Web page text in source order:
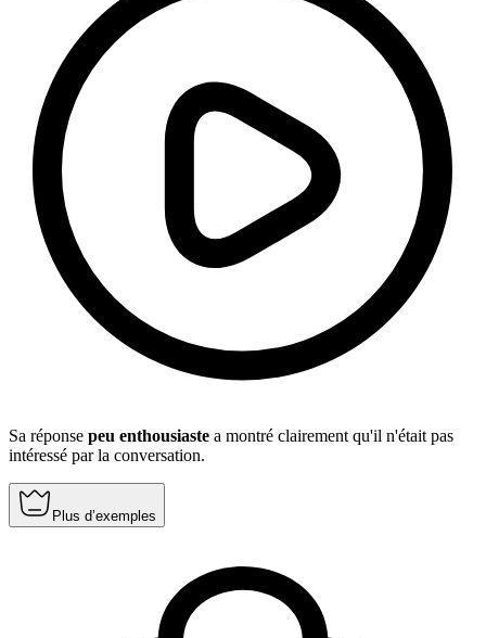
Sa réponse peu enthousiaste a montré clairement qu'il n'était pas
intéressé par la conversation.
Plus d’exemples